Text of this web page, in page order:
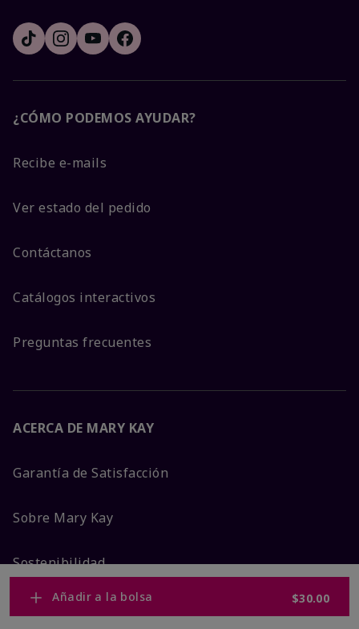
Añadir a la bolsa $30.00
¿CÓMO PODEMOS AYUDAR?
Recibe e-mails
Ver estado del pedido
Contáctanos
Catálogos interactivos
Preguntas frecuentes
ACERCA DE MARY KAY
Garantía de Satisfacción
Sobre Mary Kay
Sostenibilidad
Promesa De Producto